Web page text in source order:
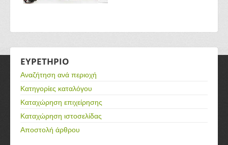
ΕΥΡΕΤΗΡΙΟ
Αναζήτηση ανά περιοχή
Κατηγορίες καταλόγου
Καταχώρηση επιχείρησης
Καταχώρηση ιστοσελίδας
Αποστολή άρθρου